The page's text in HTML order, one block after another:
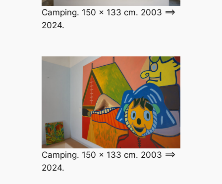
Camping. 150 x 133 cm. 2003 ==>
2024.
Camping. 150 x 133 cm. 2003 ==>
2024.